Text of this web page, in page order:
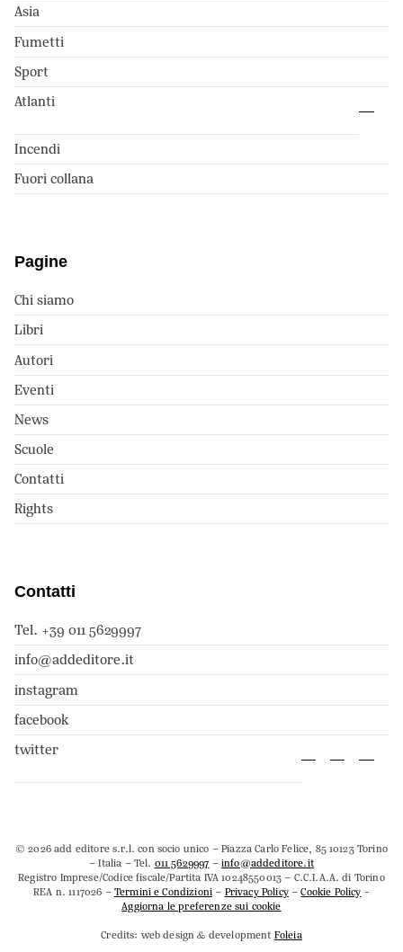
Asia
Fumetti
Sport
Atlanti
Incendi
Fuori collana
Pagine
Chi siamo
Libri
Autori
Eventi
News
Scuole
Contatti
Rights
Contatti
Tel. +39 011 5629997
info@addeditore.it
instagram
facebook
twitter
© 2026 add editore s.r.l. con socio unico – Piazza Carlo Felice, 85 10123 Torino
– Italia – Tel. 011 5629997 –info@addeditore.it
Registro Imprese/Codice fiscale/Partita IVA 10248550013 – C.C.I.A.A. di Torino
REA n. 1117026 –Termini e Condizioni – Privacy Policy–Cookie Policy -
Aggiorna le preferenze sui cookie
Credits: web design & development Foleia